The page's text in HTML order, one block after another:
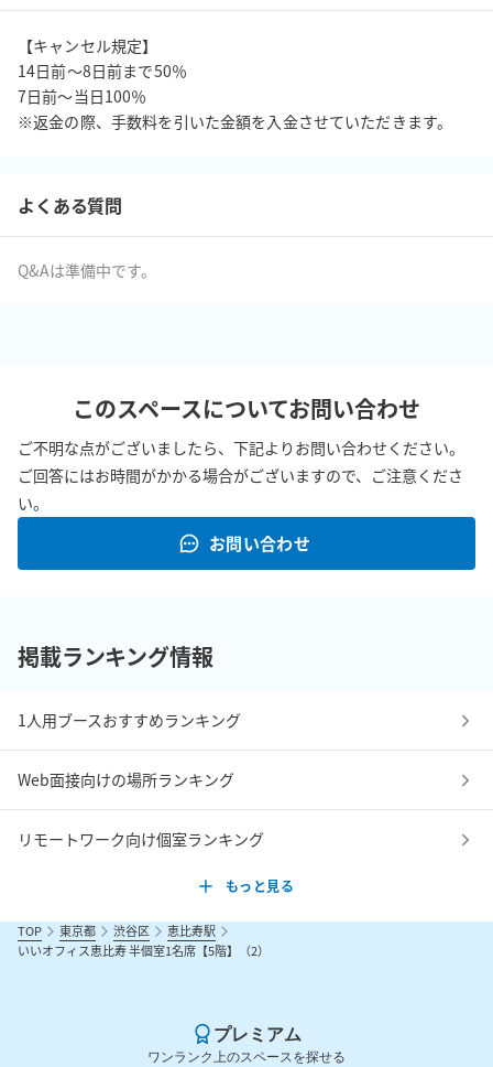
【キャンセル規定】
14日前〜8日前まで50％
7日前〜当日100％
※返金の際、手数料を引いた金額を入金させていただきます。
よくある質問
Q&Aは準備中です。
このスペースについてお問い合わせ
ご不明な点がございましたら、下記よりお問い合わせください。
ご回答にはお時間がかかる場合がございますので、ご注意くださ
い。
お問い合わせ
掲載ランキング情報
1人用ブースおすすめランキング
Web面接向けの場所ランキング
リモートワーク向け個室ランキング
もっと見る
TOP 東京都 渋谷区
恵比寿駅
いいオフィス恵比寿 半個室1名席【5階】（2）
プレミアム
ワンランク上のスペースを探せる